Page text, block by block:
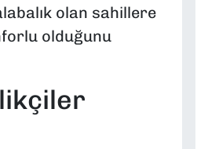
olan sahillere
olduğunu